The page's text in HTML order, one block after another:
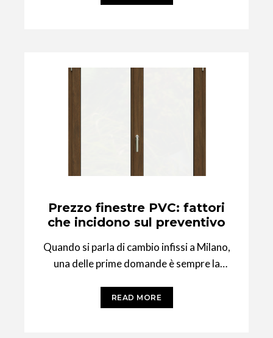
Prezzo finestre PVC: fattori
che incidono sul preventivo
Quando si parla di cambio infissi a Milano,
una delle prime domande è sempre la
READ MORE